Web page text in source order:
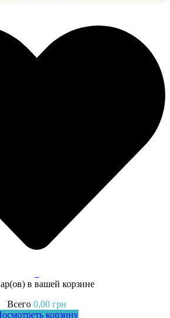
в вашей корзине
Всего 0,00 грн
корзину